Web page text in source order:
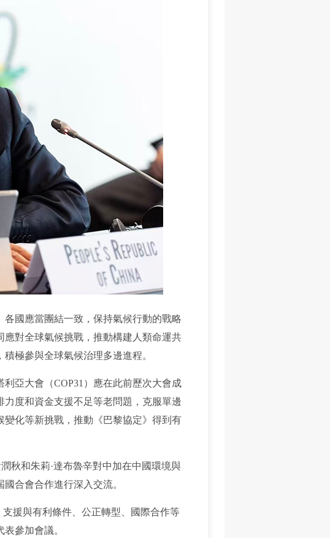
國應當團結一致，保持氣候行動的戰略
對全球氣候挑戰，推動構建人類命運共
極參與全球氣候治理多邊進程。
亞大會（COP31）應在此前歷次大會成
度和資金支援不足等老問題，克服單邊
化等新挑戰，推動《巴黎協定》得到有
秋和朱莉·達布魯辛對中加在中國環境與
合會合作進行深入交流。
援與有利條件、公正轉型、國際合作等
參加會議。